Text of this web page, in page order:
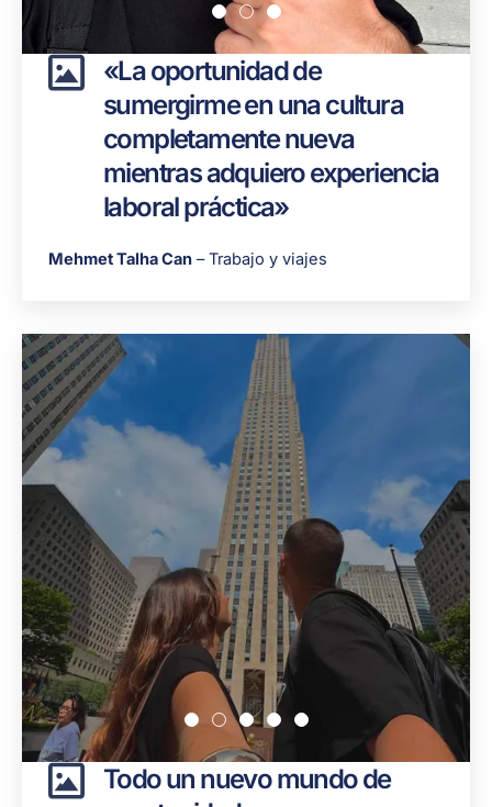
«La oportunidad de
sumergirme en una cultura
completamente nueva
mientras adquiero experiencia
laboral práctica»
Mehmet Talha Can – Trabajo y viajes
Todo un nuevo mundo de